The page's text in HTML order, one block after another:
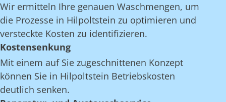
Wir ermitteln Ihre genauen Waschmengen, um
die Prozesse in Hilpoltstein zu optimieren und
versteckte Kosten zu identifizieren.
Kostensenkung
Mit einem auf Sie zugeschnittenen Konzept
können Sie in Hilpoltstein Betriebskosten
deutlich senken.